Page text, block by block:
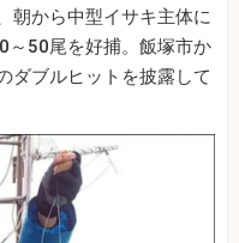
朝から中型イサキ主体に
～50尾を好捕。飯塚市か
ダブルヒットを披露して